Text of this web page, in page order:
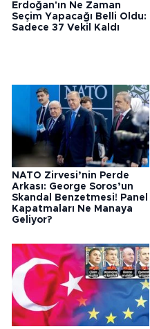
Erdoğan'ın Ne Zaman
Seçim Yapacağı Belli Oldu:
Sadece 37 Vekil Kaldı
NATO Zirvesi’nin Perde
Arkası: George Soros’un
Skandal Benzetmesi! Panel
Kapatmaları Ne Manaya
Geliyor?